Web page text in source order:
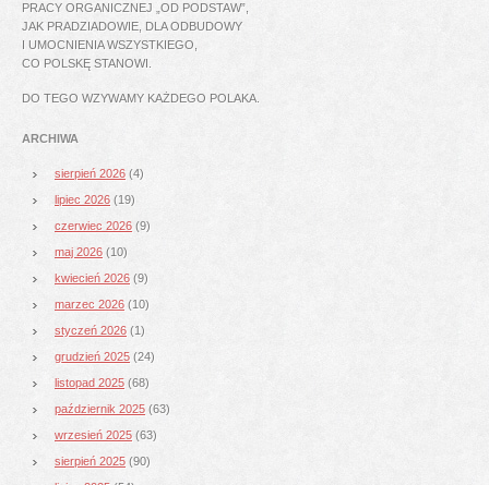
PRACY ORGANICZNEJ „OD PODSTAW”,
JAK PRADZIADOWIE, DLA ODBUDOWY
I UMOCNIENIA WSZYSTKIEGO,
CO POLSKĘ STANOWI.
DO TEGO WZYWAMY KAŻDEGO POLAKA.
ARCHIWA
sierpień 2026 (4)
lipiec 2026 (19)
czerwiec 2026 (9)
maj 2026 (10)
kwiecień 2026 (9)
marzec 2026 (10)
styczeń 2026 (1)
grudzień 2025 (24)
listopad 2025 (68)
październik 2025 (63)
wrzesień 2025 (63)
sierpień 2025 (90)